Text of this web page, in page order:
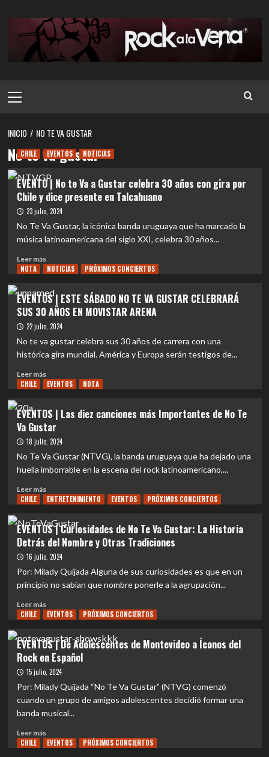
contenido
principal
INICIO NO TE VA GUSTAR
No te va gustar
CHILE EVENTOS NOTICIAS
EVENTO | No te Va a Gustar celebra 30 años con gira por
Chile y dice presente en Talcahuano
23 julio, 2024
No Te Va Gustar, la icónica banda uruguaya que ha marcado la
música latinoamericana del siglo XXI, celebra 30 años...
Leer másLeer
más
EVENTO
|
No
te
Gustar
celebra
30
gira
por
Chile
dice
presente
Talcahuano
NOTA NOTICIAS PRÓXIMOS CONCIERTOS
EVENTOS | ESTE SÁBADO NO TE VA GUSTAR CELEBRARÁ
SUS 30 AÑOS EN MOVISTAR ARENA
22 julio, 2024
No te va gustar celebra sus 30 años de carrera con una
histórica gira mundial. América y Europa serán testigos de...
Leer másLeer
más
|
ESTE
SÁBADO
NO
VA
GUSTAR
CELEBRARÁ
30
AÑOS
EN
MOVISTAR
CHILE EVENTOS NOTA
EVENTOS | Las diez canciones más Importantes de No Te
Va Gustar
18 julio, 2024
No Te Va Gustar (NTVG), la banda uruguaya que ha dejado una
huella imborrable en la escena del rock latinoamericano,...
Leer másLeer
más
EVENTOS
|
Las
diez
canciones
más
Importantes
de
No
Va
Gustar
CHILE ENTRETENIMIENTO EVENTOS PRÓXIMOS CONCIERTOS
EVENTOS | Curiosidades de No Te Va Gustar: La Historia
Detrás del Nombre y Otras Tradiciones
16 julio, 2024
Por: Milady Quijada Alguna de sus curiosidades es que en un
principio no sabían que nombre ponerle a la agrupación...
Leer másLeer
más
EVENTOS
|
Curiosidades
de
No
Va
Gustar:
Historia
Detrás
CHILE EVENTOS PRÓXIMOS CONCIERTOS
EVENTOS | De Adolescentes de Montevideo a Íconos del
Rock en Español
15 julio, 2024
Por: Milady Quijada “No Te Va Gustar” (NTVG) comenzó
cuando un grupo de amigos adolescentes decidió formar una
banda musical...
Leer másLeer
más
CHILE EVENTOS PRÓXIMOS CONCIERTOS